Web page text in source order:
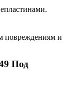
повреждениям и
Под